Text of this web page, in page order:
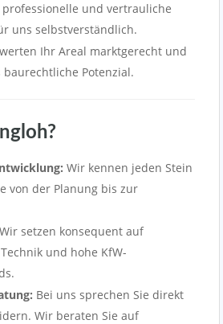
professionelle und vertrauliche
uns selbstverständlich.
Ihr Areal marktgerecht und
Potenzial.
Wir kennen jeden Stein
von der Planung bis zur
Wir setzen konsequent auf
und hohe KfW-
Bei uns sprechen Sie direkt
Wir beraten Sie auf